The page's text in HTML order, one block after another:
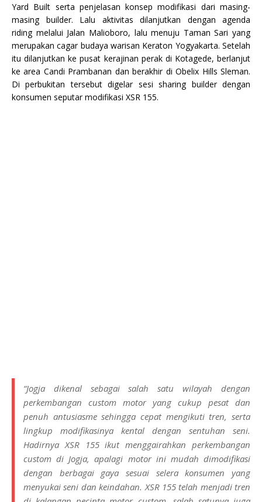
Yard Built serta penjelasan konsep modifikasi dari masing-
masing builder. Lalu aktivitas dilanjutkan dengan agenda
riding melalui Jalan Malioboro, lalu menuju Taman Sari yang
merupakan cagar budaya warisan Keraton Yogyakarta. Setelah
itu dilanjutkan ke pusat kerajinan perak di Kotagede, berlanjut
ke area Candi Prambanan dan berakhir di Obelix Hills Sleman.
Di perbukitan tersebut digelar sesi sharing builder dengan
konsumen seputar modifikasi XSR 155.
“Jogja dikenal sebagai salah satu wilayah dengan
perkembangan custom motor yang cukup pesat dan
penuh antusiasme sehingga cepat mengikuti tren, serta
lingkup modifikasinya kental dengan sentuhan seni.
Hadirnya XSR 155 ikut menggairahkan perkembangan
custom di Jogja, apalagi motor ini mudah dimodifikasi
dengan berbagai gaya sesuai selera konsumen yang
menyukai seni dan keindahan. XSR 155 telah menjadi tren